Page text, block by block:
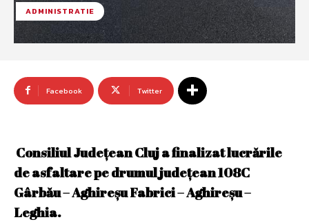
ADMINISTRATIE
Facebook Twitter
Consiliul Județean Cluj a finalizat lucrările
de asfaltare pe drumul județean 108C
Gârbău – Aghireșu Fabrici – Aghireșu –
Leghia.